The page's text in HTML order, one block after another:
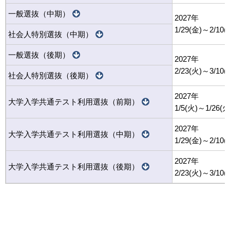
一般選抜（中期）
2027年
1/29(金)～2/10(
社会人特別選抜（中期）
一般選抜（後期）
2027年
2/23(火)～3/10(
社会人特別選抜（後期）
大学入学共通テスト利用選抜（前期）
2027年
1/5(火)～1/26(
大学入学共通テスト利用選抜（中期）
2027年
1/29(金)～2/10(
大学入学共通テスト利用選抜（後期）
2027年
2/23(火)～3/10(